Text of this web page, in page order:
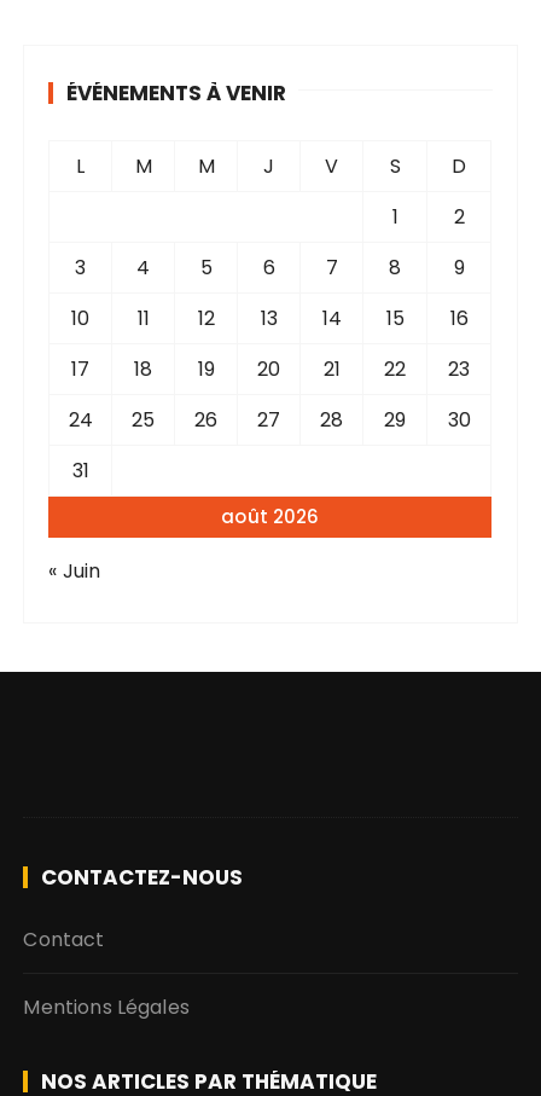
e ÉVÉNEMENTS À VENIR
août 2026
L M M J V S
D
1
2
3
4 5 6 7 8
9
10
11 12 13 14 15
16
17
18 19 20 21 22
23
24
25 26 27 28 29
30
31
« Juin
CONTACTEZ-NOUS
Contact
Mentions Légales
NOS ARTICLES PAR THÉMATIQUE